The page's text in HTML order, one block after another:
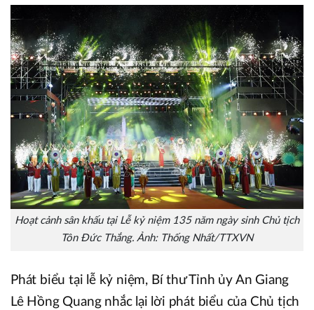
Hoạt cảnh sân khấu tại Lễ kỷ niệm 135 năm ngày sinh Chủ tịch
Tôn Đức Thắng. Ảnh: Thống Nhất/TTXVN
Phát biểu tại lễ kỷ niệm, Bí thư Tỉnh ủy An Giang
Lê Hồng Quang nhắc lại lời phát biểu của Chủ tịch